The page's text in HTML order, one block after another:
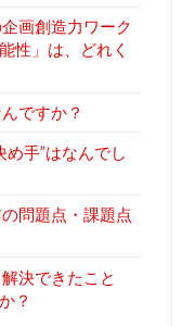
画創造力ワーク
性」は、どれく
ですか？
め手”はなんでし
問題点・課題点
決できたこと
？